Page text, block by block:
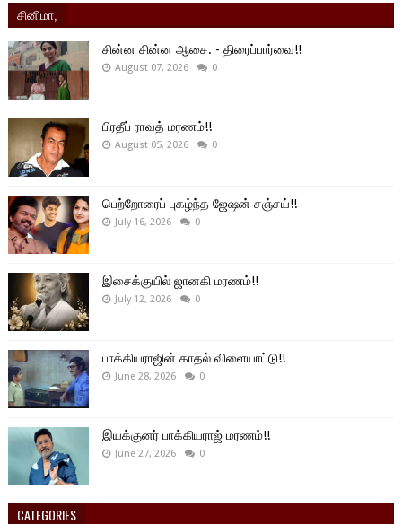
சினிமா,
சின்ன சின்ன ஆசை. - திரைப்பார்வை!!
August 07, 2026 0
பிரதீப் ராவத் மரணம்!!
August 05, 2026 0
பெற்றோரைப் புகழ்ந்த ஜேஷன் சஞ்சய்!!
July 16, 2026 0
இசைக்குயில் ஜானகி மரணம்!!
July 12, 2026 0
பாக்கியராஜின் காதல் விளையாட்டு!!
June 28, 2026 0
இயக்குனர் பாக்கியராஜ் மரணம்!!
June 27, 2026 0
CATEGORIES